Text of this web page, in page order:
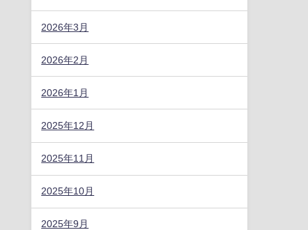
2026年3月
2026年2月
2026年1月
2025年12月
2025年11月
2025年10月
2025年9月